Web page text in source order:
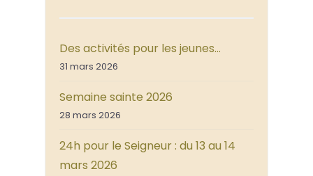
Des activités pour les jeunes…
31 mars 2026
Semaine sainte 2026
28 mars 2026
24h pour le Seigneur : du 13 au 14
mars 2026